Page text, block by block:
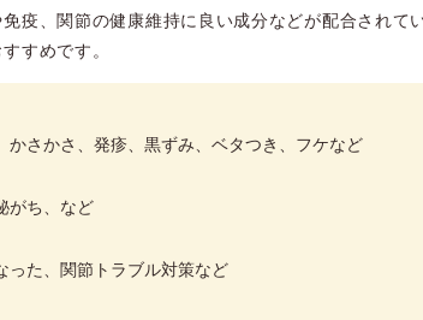
疫、関節の健康維持に良い成分などが配合されて
すめです。
かさかさ、発疹、黒ずみ、ベタつき、フケなど
がち、など
った、関節トラブル対策など